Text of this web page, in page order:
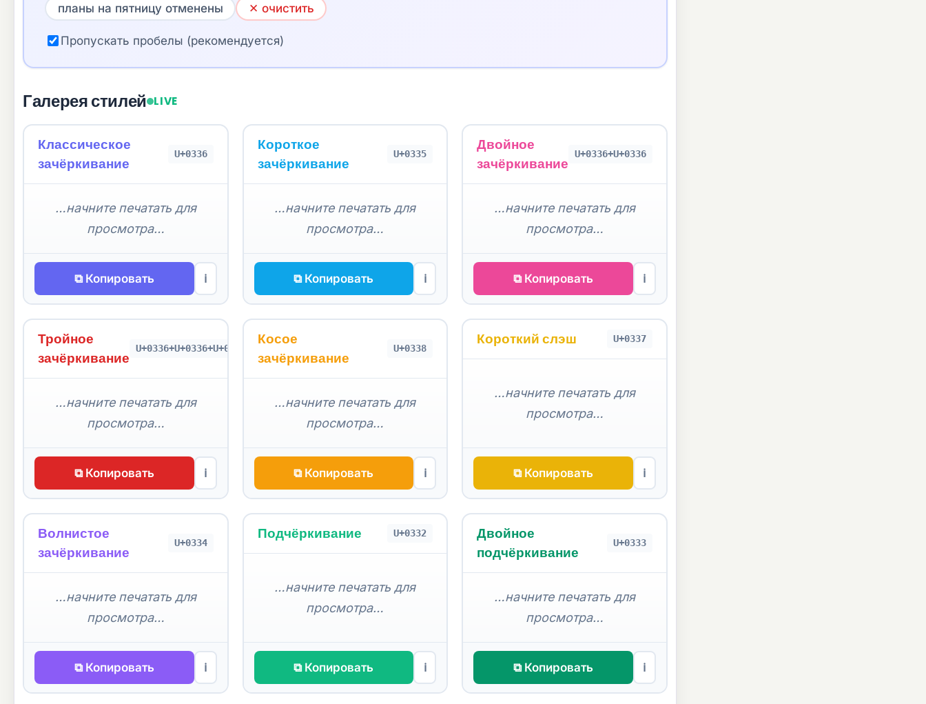
планы на пятницу отменены ✕ очистить
Пропускать пробелы (рекомендуется)
Галерея стилей LIVE
Классическое
зачёркивание
U+0336
…начните печатать для
просмотра…
⧉ Копировать ℹ
Короткое
зачёркивание
U+0335
…начните печатать для
просмотра…
⧉ Копировать ℹ
Двойное
зачёркивание
U+0336+U+0336
…начните печатать для
просмотра…
⧉ Копировать ℹ
Тройное
зачёркивание
U+0336+U+0336+U+0336
…начните печатать для
просмотра…
⧉ Копировать ℹ
Косое
зачёркивание
U+0338
…начните печатать для
просмотра…
⧉ Копировать ℹ
Короткий слэш U+0337
…начните печатать для
просмотра…
⧉ Копировать ℹ
Волнистое
зачёркивание
U+0334
…начните печатать для
просмотра…
⧉ Копировать ℹ
Подчёркивание U+0332
…начните печатать для
просмотра…
⧉ Копировать ℹ
Двойное
подчёркивание
U+0333
…начните печатать для
просмотра…
⧉ Копировать ℹ